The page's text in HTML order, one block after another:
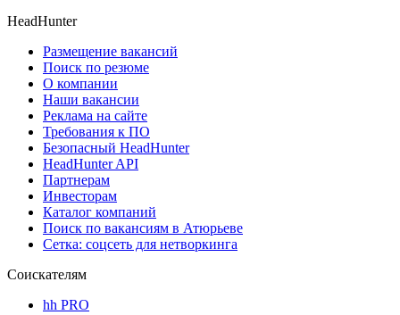
HeadHunter
Размещение вакансий
Поиск по резюме
О компании
Наши вакансии
Реклама на сайте
Требования к ПО
Безопасный HeadHunter
HeadHunter API
Партнерам
Инвесторам
Каталог компаний
Поиск по вакансиям в Атюрьеве
Сетка: соцсеть для нетворкинга
Соискателям
hh PRO